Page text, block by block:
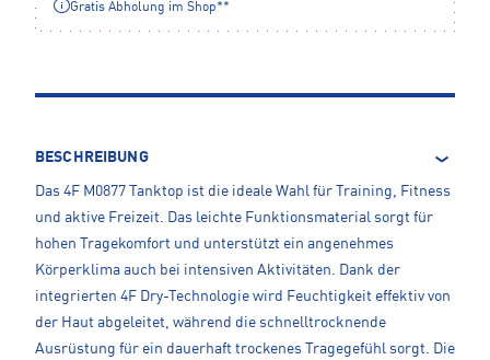
Gratis Abholung im Shop**
BESCHREIBUNG
Das 4F M0877 Tanktop ist die ideale Wahl für Training, Fitness
und aktive Freizeit. Das leichte Funktionsmaterial sorgt für
hohen Tragekomfort und unterstützt ein angenehmes
Körperklima auch bei intensiven Aktivitäten. Dank der
integrierten 4F Dry-Technologie wird Feuchtigkeit effektiv von
der Haut abgeleitet, während die schnelltrocknende
Ausrüstung für ein dauerhaft trockenes Tragegefühl sorgt. Die